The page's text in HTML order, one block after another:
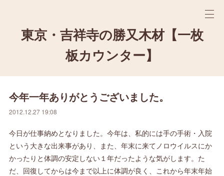
東京・吉祥寺の勝又木材【一枚
板カウンター】
今年一年ありがとうございました。
2012.12.27 19:08
今日が仕事納めとなりました。今年は、私的には手の手術・入院
という大きな出来事があり、また、年末に来てノロウイルスにか
かったりと体調の安定しない１年だったような気がします。た
だ、回復してからは今まで以上に体調が良く、これから年末年始